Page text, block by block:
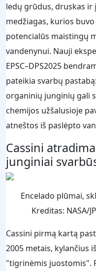
ledų grūdus, druskas
medžiagas, kurios
potencialūs maistingų
vandenynui. Nauji
EPSC–DPS2025
pateikia svarbų
organinių junginių gali
chemijos užšalusioje
atneštos iš paslėpto
Cassini
junginiai
Encelado plūmai,
Kreditas: NASA/
Cassini pirmą kartą
2005 metais, kylančius
"tigrinėmis juostomis".